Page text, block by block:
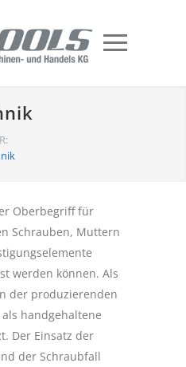
Oberbegriff für
Schrauben, Muttern
werden können. Als
der produzierenden
handgehaltene
Der Einsatz der
der Schraubfall